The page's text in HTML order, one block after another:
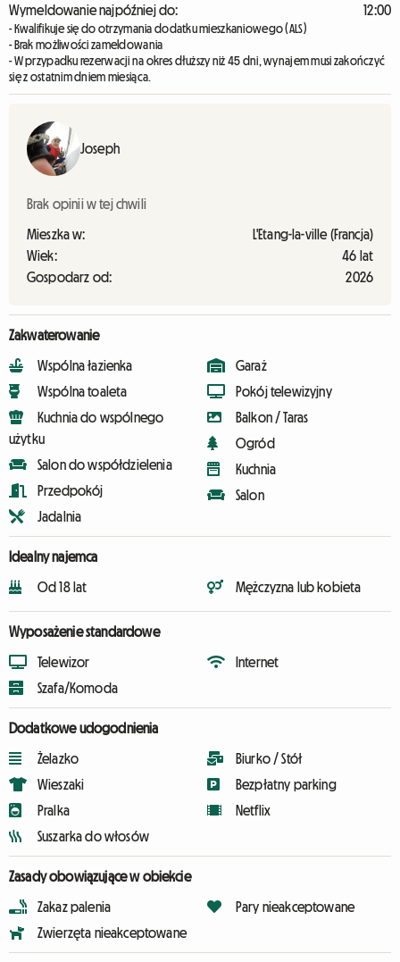
Wymeldowanie najpóźniej do:
12:00
- Kwalifikuje się do otrzymania dodatku mieszkaniowego (ALS)
- Brak możliwości zameldowania
- W przypadku rezerwacji na okres dłuższy niż 45 dni, wynajem musi zakończyć
się z ostatnim dniem miesiąca.
Joseph
Brak opinii w tej chwili
Mieszka w:
L'Etang-la-ville (Francja)
Wiek:
46 lat
Gospodarz od:
2026
Zakwaterowanie
Wspólna łazienka
Wspólna toaleta
Kuchnia do wspólnego
użytku
Salon do współdzielenia
Przedpokój
Jadalnia
Garaż
Pokój telewizyjny
Balkon / Taras
Ogród
Kuchnia
Salon
Idealny najemca
Od 18 lat Mężczyzna lub kobieta
Wyposażenie standardowe
Telewizor
Szafa/Komoda
Internet
Dodatkowe udogodnienia
Żelazko
Wieszaki
Pralka
Suszarka do włosów
Biurko / Stół
Bezpłatny parking
Netflix
Zasady obowiązujące w obiekcie
Zakaz palenia
Zwierzęta nieakceptowane
Pary nieakceptowane